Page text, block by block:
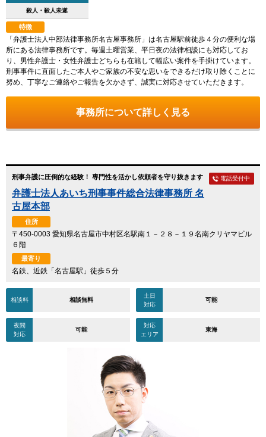
殺人・殺人未遂
特徴
「弁護士法人中部法律事務所名古屋事務所」は名古屋駅前徒歩４分の便利な場
所にある法律事務所です。毎週土曜営業、平日夜の法律相談にも対応してお
り、男性弁護士・女性弁護士どちらも在籍して幅広い案件を手掛けています。
刑事事件に直面したご本人やご家族の不安な思いをできるだけ取り除くことに
努め、丁寧なご連絡やご報告を欠かさず、誠実に対応させていただきます。
事務所について詳しく見る
刑事弁護に圧倒的な経験！ 専門性を活かし依頼者を守り抜きます
弁護士法人あいち刑事事件総合法律事務所 名
古屋本部
住所
〒450-0003 愛知県名古屋市中村区名駅南１－２８－１９名南クリヤマビル
６階
最寄り
名鉄、近鉄「名古屋駅」徒歩５分
電話受付中
相談料 相談無料
土日
対応
可能
夜間
対応
可能
対応
エリア
東海